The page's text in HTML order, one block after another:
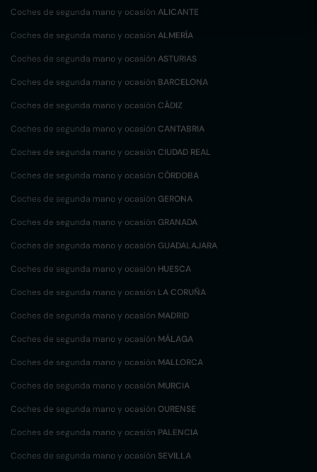
Coches de segunda mano y ocasión ALICANTE
Coches de segunda mano y ocasión ALMERÍA
Coches de segunda mano y ocasión ASTURIAS
Coches de segunda mano y ocasión BARCELONA
Coches de segunda mano y ocasión CÁDIZ
Coches de segunda mano y ocasión CANTABRIA
Coches de segunda mano y ocasión CIUDAD REAL
Coches de segunda mano y ocasión CÓRDOBA
Coches de segunda mano y ocasión GERONA
Coches de segunda mano y ocasión GRANADA
Coches de segunda mano y ocasión GUADALAJARA
Coches de segunda mano y ocasión HUESCA
Coches de segunda mano y ocasión LA CORUÑA
Coches de segunda mano y ocasión MADRID
Coches de segunda mano y ocasión MÁLAGA
Coches de segunda mano y ocasión MALLORCA
Coches de segunda mano y ocasión MURCIA
Coches de segunda mano y ocasión OURENSE
Coches de segunda mano y ocasión PALENCIA
Coches de segunda mano y ocasión SEVILLA